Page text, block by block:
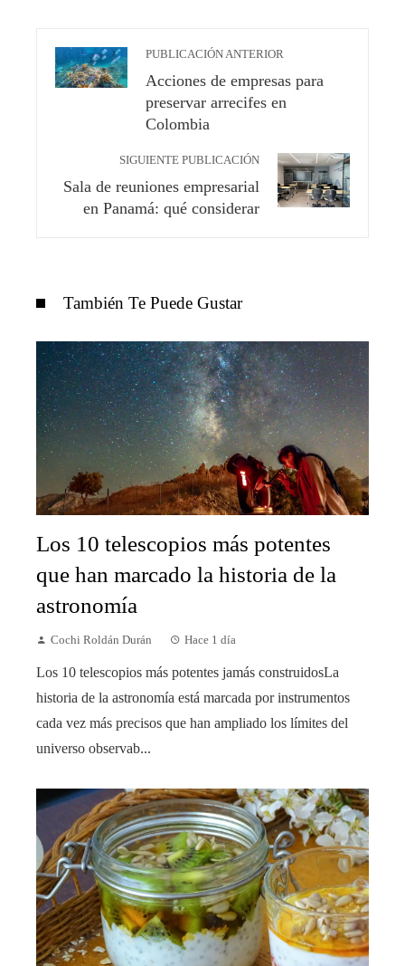
PUBLICACIÓN ANTERIOR
Acciones de empresas para
preservar arrecifes en
Colombia
SIGUIENTE PUBLICACIÓN
Sala de reuniones empresarial
en Panamá: qué considerar
También Te Puede Gustar
Los 10 telescopios más potentes
que han marcado la historia de la
astronomía
Cochi Roldán Durán Hace 1 día
Los 10 telescopios más potentes jamás construidosLa
historia de la astronomía está marcada por instrumentos
cada vez más precisos que han ampliado los límites del
universo observab...